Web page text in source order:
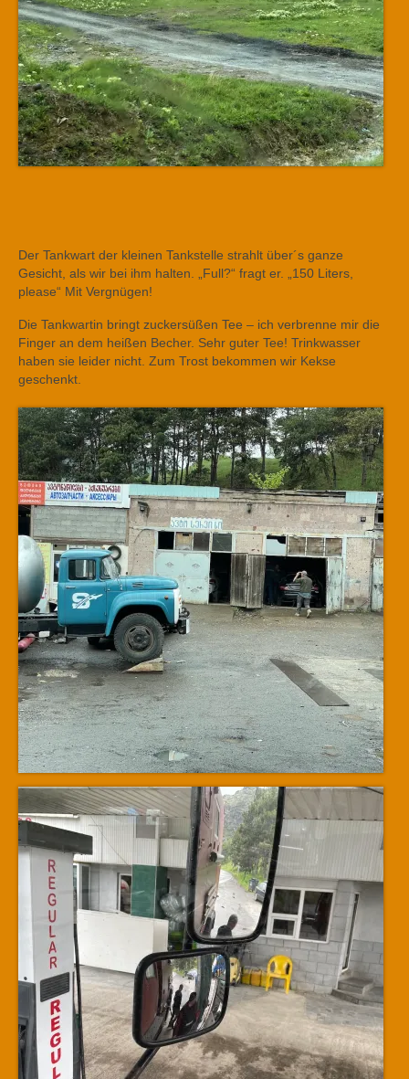
Der Tankwart der kleinen Tankstelle strahlt über´s ganze
Gesicht, als wir bei ihm halten. „Full?“ fragt er. „150 Liters,
please“ Mit Vergnügen!
Die Tankwartin bringt zuckersüßen Tee – ich verbrenne mir die
Finger an dem heißen Becher. Sehr guter Tee! Trinkwasser
haben sie leider nicht. Zum Trost bekommen wir Kekse
geschenkt.